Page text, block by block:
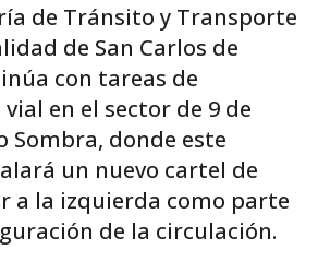
de Tránsito y Transporte
de San Carlos de
con tareas de
en el sector de 9 de
Sombra, donde este
un nuevo cartel de
a la izquierda como parte
de la circulación.